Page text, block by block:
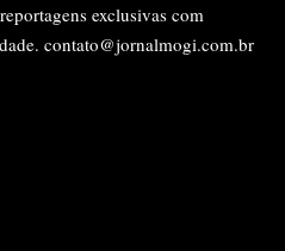
exclusivas com
contato@jornalmogi.com.br